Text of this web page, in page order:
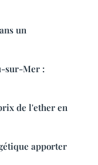
un
sur-Mer :
de l'ether en
apporter